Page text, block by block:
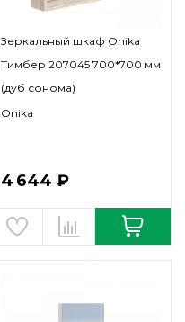
Зеркальный шкаф Onika
Тимбер 207045 700*700 мм
(дуб сонома)
Onika
4 644 ₽